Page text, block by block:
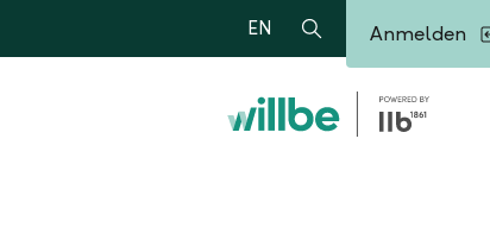
EN Suche Anmelden